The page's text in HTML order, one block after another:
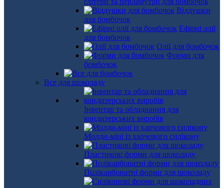
Віддушки
для бомбочок
Ефірні олії
для бомбочок
Олії для бомбочок
Форми для
бомбочок
Все для шоколаду
Інвентар та обладнання для
кондитерських виробів
Молди-міні із харчового силікону
Пластикові форми для шоколаду
Полікарбонатні форми для шоколаду